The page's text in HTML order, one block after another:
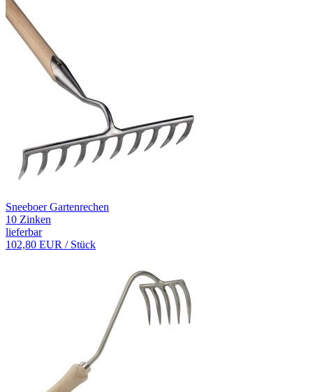
Sneeboer Gartenrechen
10 Zinken
lieferbar
102,80 EUR / Stück